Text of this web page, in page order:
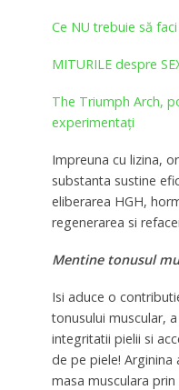
Ce NU trebuie să
MITURILE despre
The Triumph Arch,
experimentați
Impreuna cu lizina,
substanta sustine
eliberarea HGH,
regenerarea si
Mentine tonusul
Isi aduce o
tonusului muscular,
integritatii pielii si
de pe piele! Arginina
masa musculara